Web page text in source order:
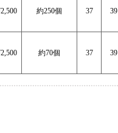
約250個 37 39
約70個 37 39